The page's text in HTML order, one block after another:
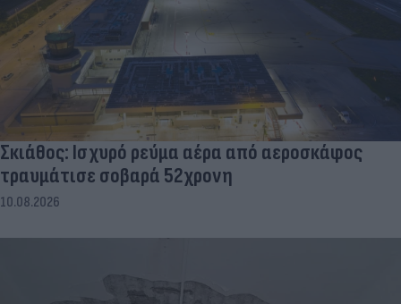
Σκιάθος: Ισχυρό ρεύμα αέρα από αεροσκάφος
τραυμάτισε σοβαρά 52χρονη
10.08.2026